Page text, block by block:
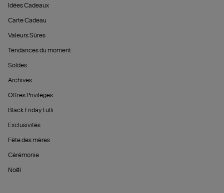
Idées Cadeaux
Carte Cadeau
Valeurs Sûres
Tendances du moment
Soldes
Archives
Offres Privilèges
Black Friday Lulli
Exclusivités
Fête des mères
Cérémonie
Noël